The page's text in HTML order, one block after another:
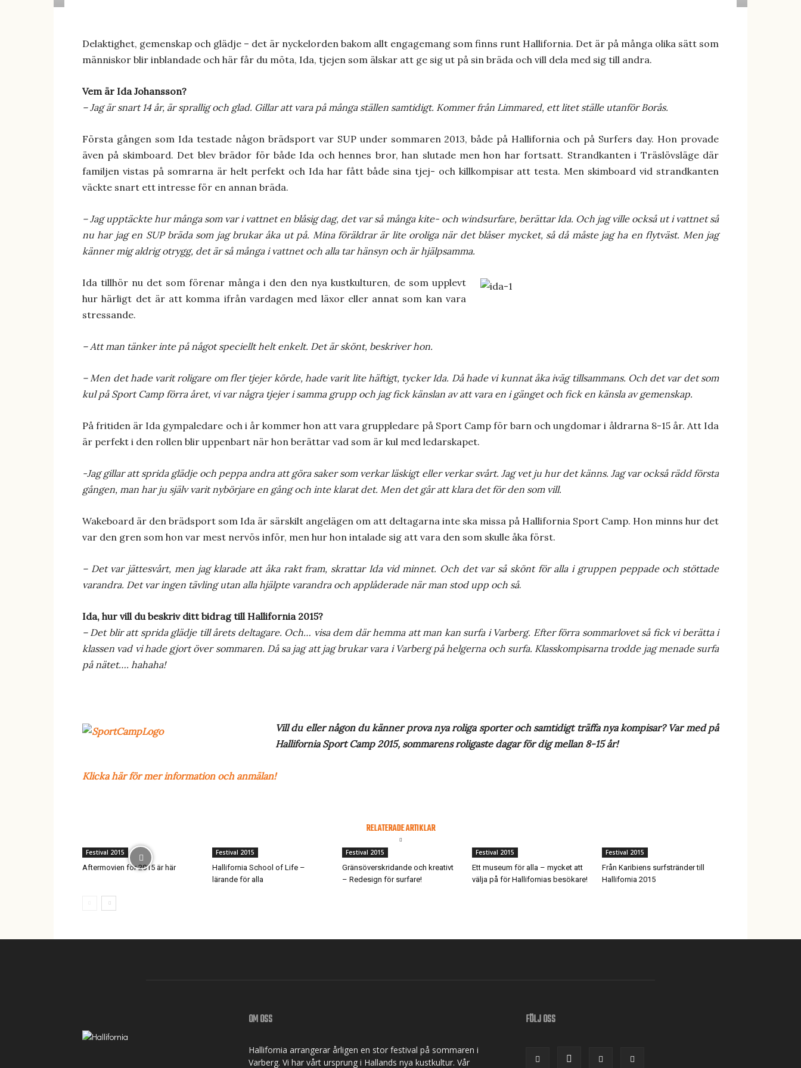
Delaktighet, gemenskap och glädje – det är nyckelorden bakom allt engagemang som finns runt Hallifornia. Det är på många olika sätt som
människor blir inblandade och här får du möta, Ida, tjejen som älskar att ge sig ut på sin bräda och vill dela med sig till andra.
Vem är Ida Johansson?
– Jag är snart 14 år, är sprallig och glad. Gillar att vara på många ställen samtidigt. Kommer från Limmared, ett litet ställe utanför Borås.
Första gången som Ida testade någon brädsport var SUP under sommaren 2013, både på Hallifornia och på Surfers day. Hon provade
även på skimboard. Det blev brädor för både Ida och hennes bror, han slutade men hon har fortsatt. Strandkanten i Träslövsläge där
familjen vistas på somrarna är helt perfekt och Ida har fått både sina tjej- och killkompisar att testa. Men skimboard vid strandkanten
väckte snart ett intresse för en annan bräda.
– Jag upptäckte hur många som var i vattnet en blåsig dag, det var så många kite- och windsurfare, berättar Ida. Och jag ville också ut i vattnet så
nu har jag en SUP bräda som jag brukar åka ut på. Mina föräldrar är lite oroliga när det blåser mycket, så då måste jag ha en flytväst. Men jag
känner mig aldrig otrygg, det är så många i vattnet och alla tar hänsyn och är hjälpsamma.
Ida tillhör nu det som förenar många i den den nya kustkulturen, de som upplevt
hur härligt det är att komma ifrån vardagen med läxor eller annat som kan vara
stressande.
– Att man tänker inte på något speciellt helt enkelt. Det är skönt, beskriver hon.
– Men det hade varit roligare om fler tjejer körde, hade varit lite häftigt, tycker Ida. Då hade vi kunnat åka iväg tillsammans. Och det var det som
kul på Sport Camp förra året, vi var några tjejer i samma grupp och jag fick känslan av att vara en i gänget och fick en känsla av gemenskap.
På fritiden är Ida gympaledare och i år kommer hon att vara gruppledare på Sport Camp för barn och ungdomar i åldrarna 8-15 år. Att Ida
är perfekt i den rollen blir uppenbart när hon berättar vad som är kul med ledarskapet.
-Jag gillar att sprida glädje och peppa andra att göra saker som verkar läskigt eller verkar svårt. Jag vet ju hur det känns. Jag var också rädd första
gången, man har ju själv varit nybörjare en gång och inte klarat det. Men det går att klara det för den som vill.
Wakeboard är den brädsport som Ida är särskilt angelägen om att deltagarna inte ska missa på Hallifornia Sport Camp. Hon minns hur det
var den gren som hon var mest nervös inför, men hur hon intalade sig att vara den som skulle åka först.
– Det var jättesvårt, men jag klarade att åka rakt fram, skrattar Ida vid minnet. Och det var så skönt för alla i gruppen peppade och stöttade
varandra. Det var ingen tävling utan alla hjälpte varandra och applåderade när man stod upp och så.
Ida, hur vill du beskriv ditt bidrag till Hallifornia 2015?
– Det blir att sprida glädje till årets deltagare. Och… visa dem där hemma att man kan surfa i Varberg. Efter förra sommarlovet så fick vi berätta i
klassen vad vi hade gjort över sommaren. Då sa jag att jag brukar vara i Varberg på helgerna och surfa. Klasskompisarna trodde jag menade surfa
på nätet…. hahaha!
Vill du eller någon du känner prova nya roliga sporter och samtidigt träffa nya kompisar? Var med på
Hallifornia Sport Camp 2015, sommarens roligaste dagar för dig mellan 8-15 år!
Klicka här för mer information och anmälan!
RELATERADE ARTIKLAR
Festival 2015
Aftermovien för 2015 är här
Festival 2015
Hallifornia School of Life –
lärande för alla
Festival 2015
Gränsöverskridande och kreativt
– Redesign för surfare!
Festival 2015
Ett museum för alla – mycket att
välja på för Hallifornias besökare!
Festival 2015
Från Karibiens surfstränder till
Hallifornia 2015
OM OSS
Hallifornia arrangerar årligen en stor festival på sommaren i
Varberg. Vi har vårt ursprung i Hallands nya kustkultur. Vår
FÖLJ OSS